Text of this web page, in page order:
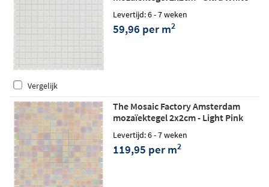
Levertijd: 6 - 7 weken
59,96 per m2
Vergelijk
The Mosaic Factory Amsterdam
mozaïektegel 2x2cm - Light Pink
glossy
Levertijd: 6 - 7 weken
119,95 per m2